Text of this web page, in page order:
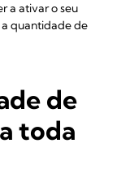
a ativar o seu
quantidade de
de
toda